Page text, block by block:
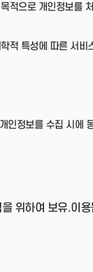
적으로 개인정보를
적 특성에 따른 서
정보를 수집 시에
위하여 보유.이